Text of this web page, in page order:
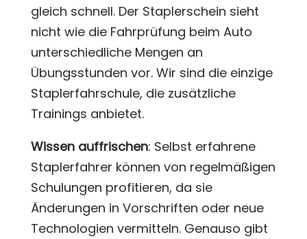
gleich schnell. Der Staplerschein sieht
nicht wie die Fahrprüfung beim Auto
unterschiedliche Mengen an
Übungsstunden vor. Wir sind die einzige
Staplerfahrschule, die zusätzliche
Trainings anbietet.
Wissen auffrischen: Selbst erfahrene
Staplerfahrer können von regelmäßigen
Schulungen profitieren, da sie
Änderungen in Vorschriften oder neue
Technologien vermitteln. Genauso gibt